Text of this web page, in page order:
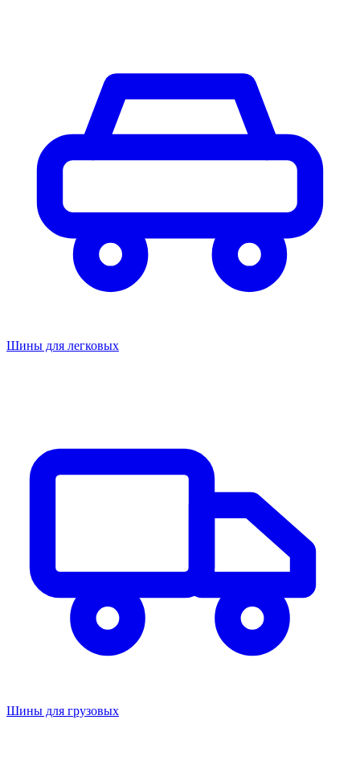
Шины для легковых
Шины для грузовых